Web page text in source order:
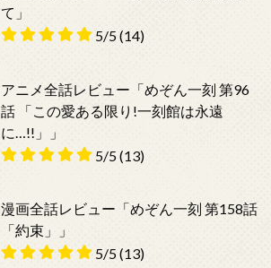
て」
5/5(14)
アニメ全話レビュー「めぞん一刻 第96
話 「この愛ある限り!一刻館は永遠
に…!!」」
5/5(13)
漫画全話レビュー「めぞん一刻 第158話
「約束」」
5/5(13)